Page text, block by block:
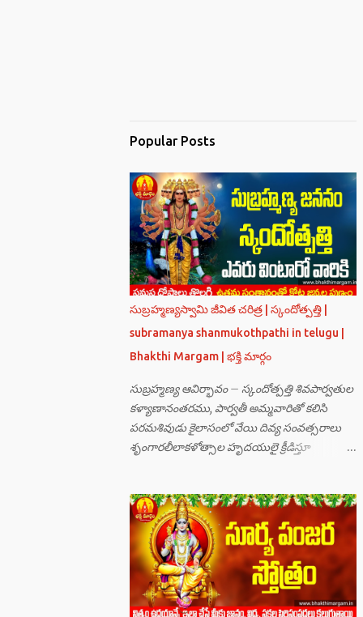
Popular Posts
సుబ్రహ్మణ్యస్వామి జీవిత చరిత్ర | స్కందోత్పత్తి |
subramanya shanmukothpathi in telugu |
Bhakthi Margam | భక్తి మార్గం
సుబ్రహ్మణ్య ఆవిర్భావం – స్కందోత్పత్తి శివపార్వతుల
కళ్యాణానంతరము, పార్వతీ అమ్మవారితో కలిసి
పరమశివుడు కైలాసంలో వేయి దివ్య సంవత్సరాలు
శృంగారలీలాకళోత్సాల హృదయులై క్రీడిస్తూ
ఉన్నది. సమస్త దేవతా గణములు,సాధు పుంగవులు
తారకాసురుడు పెడుతున్న బాధలు భరింపలేకుండా
ఉన్నారు. తారకాసురుడు బ్రహ్మగారి నుండి పొందిన
వరమేమనగా… పరమశివుని వీర్యానికి జన్మించిన వాడి
చేతిలోనే తాను సంహరించబడాలి అని. శివుడు అంటే
కామాన్ని గెలిచిన వాడు, ఆయన ఎప్పుడు తనలోతానే